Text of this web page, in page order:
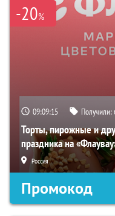
-20%
09:09:15 Получили:
Торты, пирожные и
праздника на
Россия
Промокод